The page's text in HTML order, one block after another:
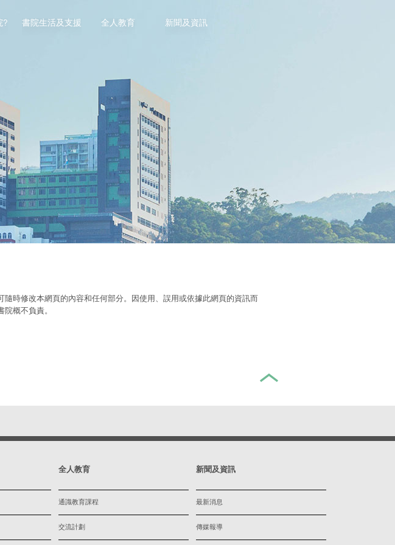
? 書院生活及支援 全人教育 新聞及資訊
時修改本網頁的內容和任何部分。因使用、誤用或依據此網頁的資訊而
概不負責。
全人教育
通識教育課程
交流計劃
新聞及資訊
最新消息
傳媒報導